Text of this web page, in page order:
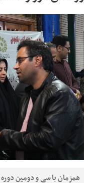
همزمان با سی و دومین